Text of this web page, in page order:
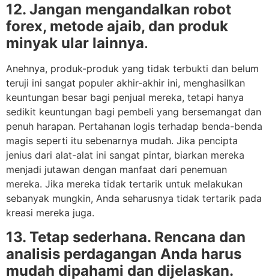
12. Jangan mengandalkan robot
forex, metode ajaib, dan produk
minyak ular lainnya.
Anehnya, produk-produk yang tidak terbukti dan belum
teruji ini sangat populer akhir-akhir ini, menghasilkan
keuntungan besar bagi penjual mereka, tetapi hanya
sedikit keuntungan bagi pembeli yang bersemangat dan
penuh harapan. Pertahanan logis terhadap benda-benda
magis seperti itu sebenarnya mudah. Jika pencipta
jenius dari alat-alat ini sangat pintar, biarkan mereka
menjadi jutawan dengan manfaat dari penemuan
mereka. Jika mereka tidak tertarik untuk melakukan
sebanyak mungkin, Anda seharusnya tidak tertarik pada
kreasi mereka juga.
13. Tetap sederhana. Rencana dan
analisis perdagangan Anda harus
mudah dipahami dan dijelaskan.